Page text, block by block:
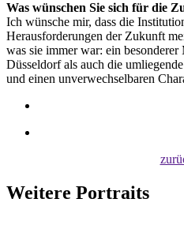
Was wünschen Sie sich für die
Ich wünsche mir, dass die
Herausforderungen der Zukunft
was sie immer war: ein
Düsseldorf als auch die
und einen unverwechselbaren
Weitere Portraits